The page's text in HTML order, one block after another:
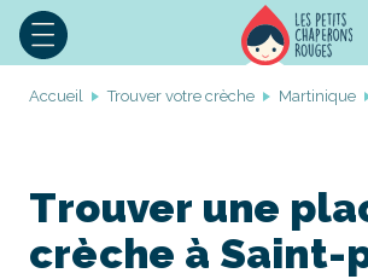
Accueil Trouver votre crèche Martinique
Trouver une
crèche à Saint-